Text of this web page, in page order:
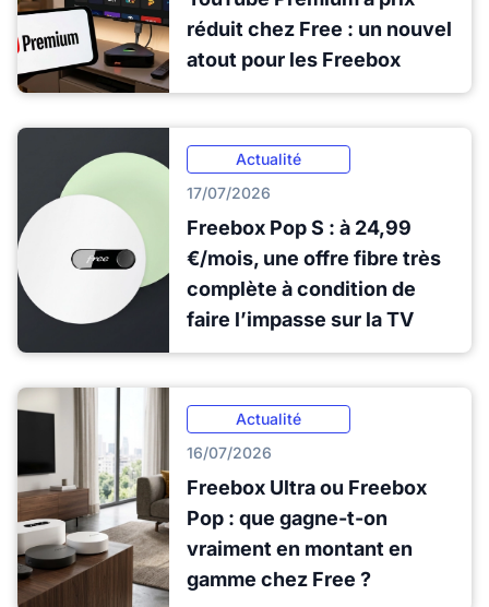
réduit chez Free : un nouvel
atout pour les Freebox
Actualité
17/07/2026
Freebox Pop S : à 24,99
€/mois, une offre fibre très
complète à condition de
faire l’impasse sur la TV
Actualité
16/07/2026
Freebox Ultra ou Freebox
Pop : que gagne-t-on
vraiment en montant en
gamme chez Free ?